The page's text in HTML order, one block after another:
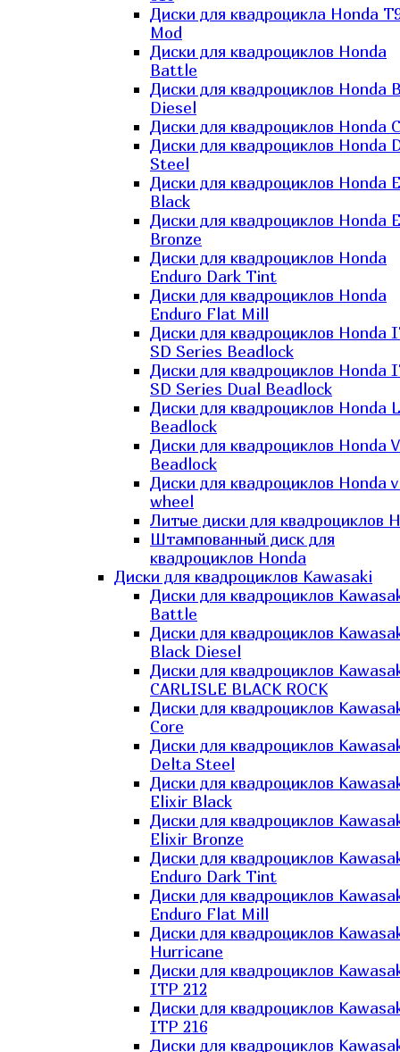
Диски для квадроцикла Honda
Mod
Диски для квадроциклов Honda
Battle
Диски для квадроциклов Honda
Diesel
Диски для квадроциклов Honda
Диски для квадроциклов Honda
Steel
Диски для квадроциклов Honda
Black
Диски для квадроциклов Honda
Bronze
Диски для квадроциклов Honda
Enduro Dark Tint
Диски для квадроциклов Honda
Enduro Flat Mill
Диски для квадроциклов Honda
SD Series Beadlock
Диски для квадроциклов Honda
SD Series Dual Beadlock
Диски для квадроциклов Honda
Beadlock
Диски для квадроциклов Honda
Beadlock
Диски для квадроциклов Honda
wheel
Литые диски для квадроциклов
Штампованный диск для
квадроциклов Honda
Диски для квадроциклов Kawasaki
Диски для квадроциклов
Battle
Диски для квадроциклов
Black Diesel
Диски для квадроциклов
CARLISLE BLACK ROCK
Диски для квадроциклов
Core
Диски для квадроциклов
Delta Steel
Диски для квадроциклов
Elixir Black
Диски для квадроциклов
Elixir Bronze
Диски для квадроциклов
Enduro Dark Tint
Диски для квадроциклов
Enduro Flat Mill
Диски для квадроциклов
Hurricane
Диски для квадроциклов
ITP 212
Диски для квадроциклов
ITP 216
Диски для квадроциклов